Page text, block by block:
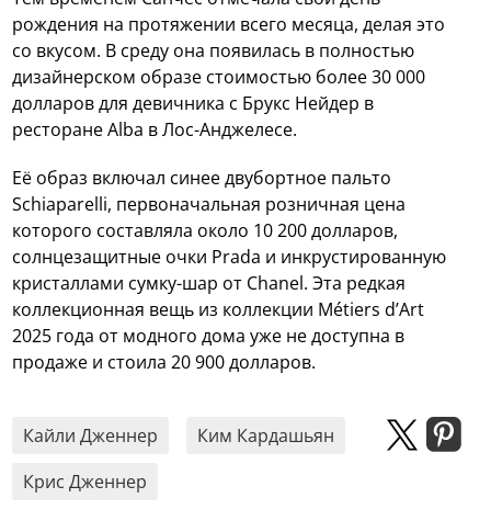
рождения на протяжении всего месяца, делая это
со вкусом. В среду она появилась в полностью
дизайнерском образе стоимостью более 30 000
долларов для девичника с Брукс Нейдер в
ресторане Alba в Лос-Анджелесе.
Её образ включал синее двубортное пальто
Schiaparelli, первоначальная розничная цена
которого составляла около 10 200 долларов,
солнцезащитные очки Prada и инкрустированную
кристаллами сумку-шар от Chanel. Эта редкая
коллекционная вещь из коллекции Métiers d’Art
2025 года от модного дома уже не доступна в
продаже и стоила 20 900 долларов.
Кайли Дженнер
Ким Кардашьян
Крис Дженнер